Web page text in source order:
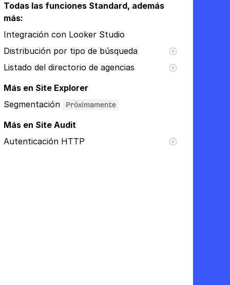
Todas las funciones Standard, además
más:
Integración con Looker Studio
Distribución por tipo de búsqueda
Listado del directorio de agencias
Más en Site Explorer
Segmentación
Próximamente
Más en Site Audit
Autenticación HTTP